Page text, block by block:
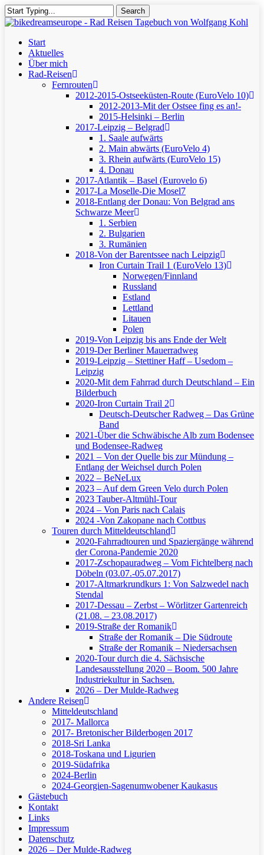
Skip
to
content
Search
Close
Menu
Start
Aktuelles
Über mich
Rad-Reisen
Fernrouten
2012-2015-Ostseeküsten-Route (EuroVelo 10)
2012-2013-Mit der Ostsee fing es an!-
2015-Helsinki – Berlin
2017-Leipzig – Belgrad
1. Saale aufwärts
2. Main abwärts (EuroVelo 4)
3. Rhein aufwärts (EuroVelo 15)
4. Donau
2017-Atlantik – Basel (Eurovelo 6)
2017-La Moselle-Die Mosel7
2018-Entlang der Donau: Von Belgrad ans
Schwarze Meer
1. Serbien
2. Bulgarien
3. Rumänien
2018-Von der Barentssee nach Leipzig
Iron Curtain Trail 1 (EuroVelo 13)
Norwegen/Finnland
Russland
Estland
Lettland
Litauen
Polen
2019-Von Leipzig bis ans Ende der Welt
2019-Der Berliner Mauerradweg
2019-Leipzig – Stettiner Haff – Usedom –
Leipzig
2020-Mit dem Fahrrad durch Deutschland – Ein
Bilderbuch
2020-Iron Curtain Trail 2
Deutsch-Deutscher Radweg – Das Grüne
Band
2021-Über die Schwäbische Alb zum Bodensee
und Bodensee-Radweg
2021 – Von der Quelle bis zur Mündung –
Entlang der Weichsel durch Polen
2022 – BeNeLux
2023 – Auf dem Green Velo durch Polen
2023 Tauber-Altmühl-Tour
2024 – Von Paris nach Calais
2024 -Von Zakopane nach Cottbus
Touren durch Mitteldeutschland
2020-Fahrradtouren und Spaziergänge während
der Corona-Pandemie 2020
2017-Zschopauradweg – Vom Fichtelberg nach
Döbeln (03.07.-05.07.2017)
2017-Altmarkrundkurs 1: Von Salzwedel nach
Stendal
2017-Dessau – Zerbst – Wörlitzer Gartenreich
(21.08. – 23.08.2017)
2019-Straße der Romanik
Straße der Romanik – Die Südroute
Straße der Romanik – Niedersachsen
2020-Tour durch die 4. Sächsische
Landesausstellung 2020 – Boom. 500 Jahre
Industriekultur in Sachsen.
2026 – Der Mulde-Radweg
Andere Reisen
Mitteldeutschland
2017- Mallorca
2017- Bretonischer Bilderbogen 2017
2018-Sri Lanka
2018-Toskana und Ligurien
2019-Südafrika
2024-Berlin
2024-Georgien-Sagenumwobener Kaukasus
Gästebuch
Kontakt
Links
Impressum
Datenschutz
2026 – Der Mulde-Radweg